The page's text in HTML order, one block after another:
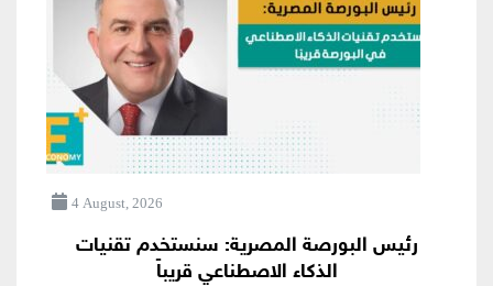
4 August, 2026
رئيس البورصة المصرية: سنستخدم تقنيات
الذكاء الاصطناعي قريباً